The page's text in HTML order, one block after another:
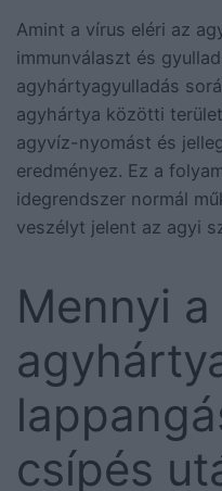
Amint a vírus eléri az
immunválaszt és
agyhártyagyulladás
agyhártya közötti
agyvíz-nyomást és
eredményez. Ez a
idegrendszer normál
veszélyt jelent az agyi
Mennyi
csípés